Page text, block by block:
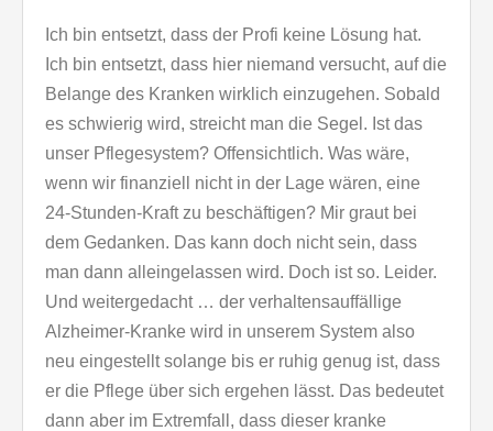
Ich bin entsetzt, dass der Profi keine Lösung hat.
Ich bin entsetzt, dass hier niemand versucht, auf die
Belange des Kranken wirklich einzugehen. Sobald
es schwierig wird, streicht man die Segel. Ist das
unser Pflegesystem? Offensichtlich. Was wäre,
wenn wir finanziell nicht in der Lage wären, eine
24-Stunden-Kraft zu beschäftigen? Mir graut bei
dem Gedanken. Das kann doch nicht sein, dass
man dann alleingelassen wird. Doch ist so. Leider.
Und weitergedacht … der verhaltensauffällige
Alzheimer-Kranke wird in unserem System also
neu eingestellt solange bis er ruhig genug ist, dass
er die Pflege über sich ergehen lässt. Das bedeutet
dann aber im Extremfall, dass dieser kranke